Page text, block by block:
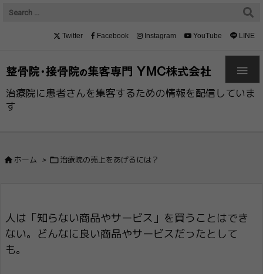
治療院に患者さんを集客するための情報を配信していま
す

Twitter Facebook Instagram YouTube LINE
 ホーム >  治療院の売上をあげるには？
人は「知らない商品やサービス」を買うこと​はでき
ない。どんなに良い商品やサービスだ​ったとして
も。